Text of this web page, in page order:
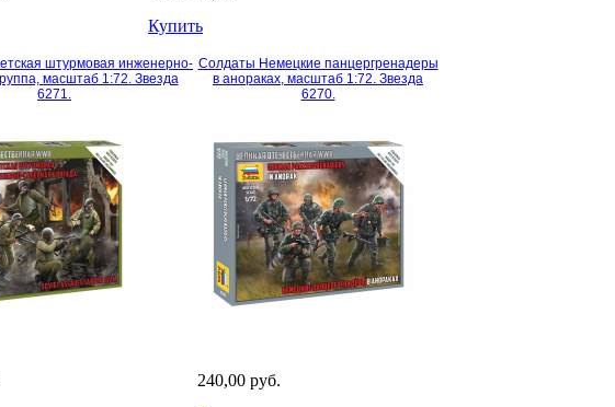
Купить
штурмовая инженерно-
масштаб 1:72. Звезда
6271.
Солдаты Немецкие панцергренадеры
в анораках, масштаб 1:72. Звезда
6270.
240,00 руб.